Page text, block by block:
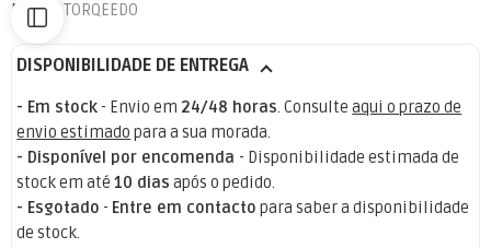
Marca:
TORQEEDO
DISPONIBILIDADE DE ENTREGA
- Em stock - Envio em 24/48 horas. Consulteaqui o prazo de
envio estimado para a sua morada.
- Disponível por encomenda - Disponibilidade estimada de
stock em até10 dias após o pedido.
- Esgotado - Entre em contacto para saber a disponibilidade
de stock.